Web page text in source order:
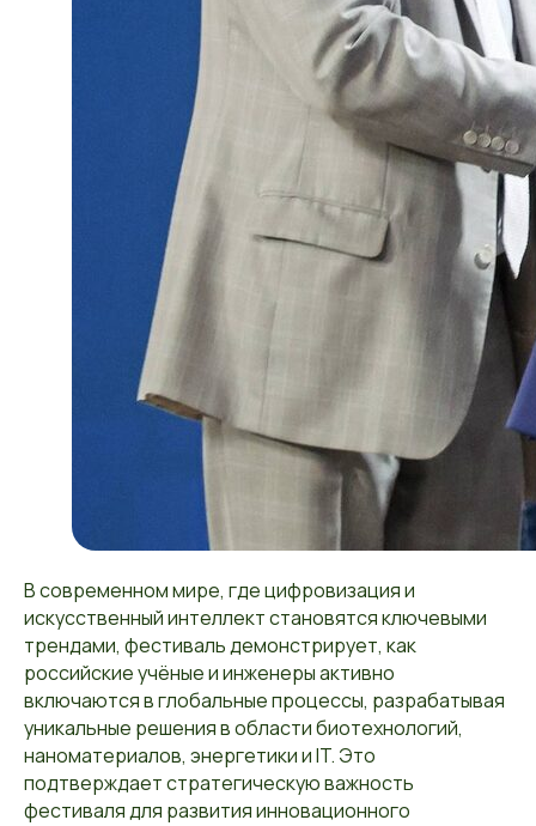
В современном мире, где цифровизация и
искусственный интеллект становятся ключевыми
трендами, фестиваль демонстрирует, как
российские учёные и инженеры активно
включаются в глобальные процессы, разрабатывая
уникальные решения в области биотехнологий,
наноматериалов, энергетики и IT. Это
подтверждает стратегическую важность
фестиваля для развития инновационного